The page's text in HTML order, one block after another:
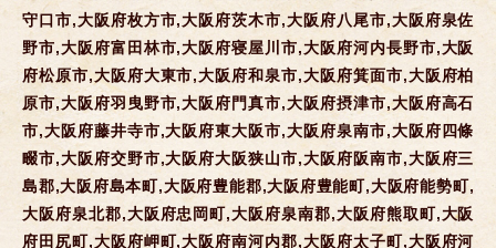
守口市,大阪府枚方市,大阪府茨木市,大阪府八尾市,大阪府泉佐
野市,大阪府富田林市,大阪府寝屋川市,大阪府河内長野市,大阪
府松原市,大阪府大東市,大阪府和泉市,大阪府箕面市,大阪府柏
原市,大阪府羽曳野市,大阪府門真市,大阪府摂津市,大阪府高石
市,大阪府藤井寺市,大阪府東大阪市,大阪府泉南市,大阪府四條
畷市,大阪府交野市,大阪府大阪狭山市,大阪府阪南市,大阪府三
島郡,大阪府島本町,大阪府豊能郡,大阪府豊能町,大阪府能勢町,
大阪府泉北郡,大阪府忠岡町,大阪府泉南郡,大阪府熊取町,大阪
府田尻町,大阪府岬町,大阪府南河内郡,大阪府太子町,大阪府河